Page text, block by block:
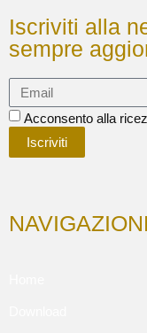
Iscriviti alla
sempre
Acconsento alla
Iscriviti